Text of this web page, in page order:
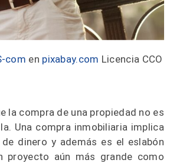
com en pixabay.com Licencia CCO
la compra de una propiedad no es
Una compra inmobiliaria implica
dinero y además es el eslabón
proyecto aún más grande como